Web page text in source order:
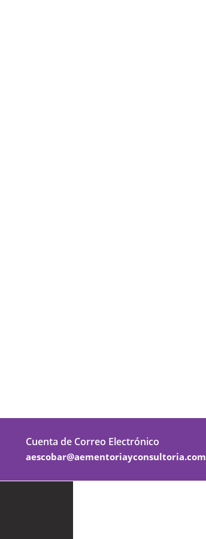
Cuenta de Correo Electrónico
aescobar@aementoriayconsultoria.com